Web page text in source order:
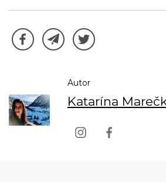
Autor
Katarína